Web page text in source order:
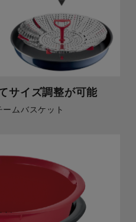
サイズ調整が可能
ムバスケット